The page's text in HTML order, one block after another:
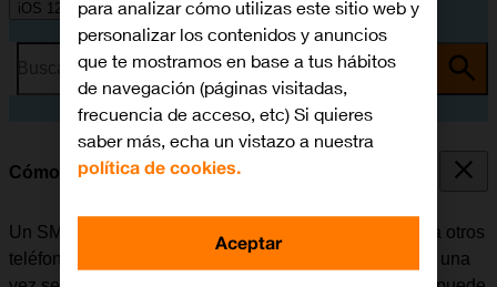
iOS 12.0
Busca por problema o tema
Cómo configurar el móvil para SMS
Un SMS es un mensaje de texto que se puede enviar a otros
teléfonos móviles. El móvil puede enviar y recibir SMS una
para analizar cómo utilizas este sitio web y
personalizar los contenidos y anuncios
que te mostramos en base a tus hábitos
de navegación (páginas visitadas,
frecuencia de acceso, etc) Si quieres
saber más, echa un vistazo a nuestra
política de cookies.
Aceptar